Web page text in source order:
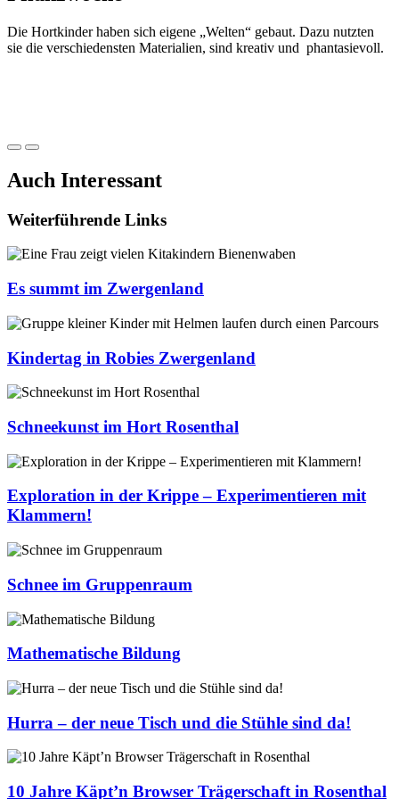
Die Hortkinder haben sich eigene „Welten“ gebaut. Dazu nutzten
sie die verschiedensten Materialien, sind kreativ und phantasievoll.
Auch Interessant
Weiterführende Links
Es summt im Zwergenland
Kindertag in Robies Zwergenland
Schneekunst im Hort Rosenthal
Exploration in der Krippe – Experimentieren mit
Klammern!
Schnee im Gruppenraum
Mathematische Bildung
Hurra – der neue Tisch und die Stühle sind da!
10 Jahre Käpt’n Browser Trägerschaft in Rosenthal